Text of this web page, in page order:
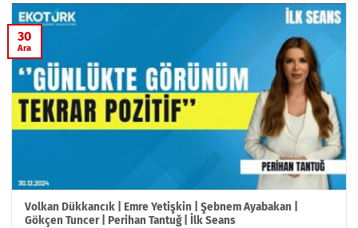
Volkan Dükkancık | Emre Yetişkin | Şebnem Ayabakan |
Gökçen Tuncer | Perihan Tantuğ | İlk Seans
30
Ara